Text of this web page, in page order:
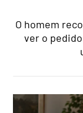
O homem
ver o